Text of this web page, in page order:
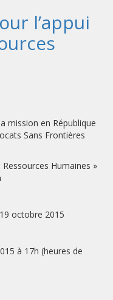
l’appui
mission en République
Sans Frontières
Humaines »
octobre 2015
à 17h (heures de